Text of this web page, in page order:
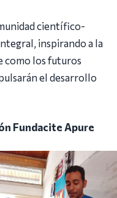
científico-
inspirando a la
como los futuros
el desarrollo
Fundacite Apure